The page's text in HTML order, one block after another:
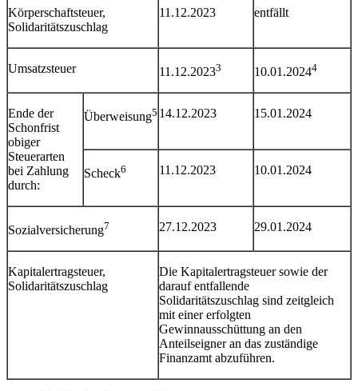
Körperschaftsteuer,
Solidaritätszuschlag
11.12.2023 entfällt
Umsatzsteuer 11.12.20233 10.01.20244
Ende der
Schonfrist
obiger
Steuerarten
bei Zahlung
durch:
Überweisung5 14.12.2023 15.01.2024
Scheck6 11.12.2023 10.01.2024
Sozialversicherung7 27.12.2023 29.01.2024
Kapitalertragsteuer,
Solidaritätszuschlag
Die Kapitalertragsteuer sowie der
darauf entfallende
Solidaritätszuschlag sind zeitgleich
mit einer erfolgten
Gewinnausschüttung an den
Anteilseigner an das zuständige
Finanzamt abzuführen.